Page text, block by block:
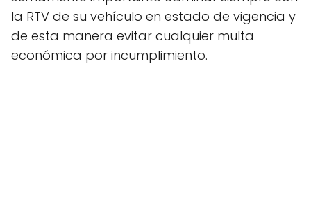
la RTV de su vehículo en estado de vigencia y
de esta manera evitar cualquier multa
económica por incumplimiento.